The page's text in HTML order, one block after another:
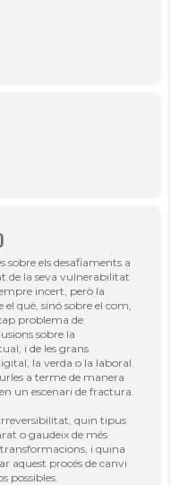
sobre els desafiaments a
de la seva vulnerabilitat
incert, però la
què, sinó sobre el com,
problema de
sobre la
i de les grans
la verda o la laboral.
a terme de manera
un escenari de fractura.
quin tipus
o gaudeix de més
i quina
aquest procés de canvi
possibles.